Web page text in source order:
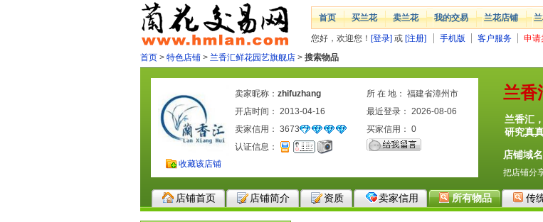
首页 买兰花 卖兰花 我的交易 兰花店铺
您好，欢迎您！ [登录] 或 [注册] 手机版 客户服务 申请
首页 > 特色店铺 > 兰香汇鲜花园艺旗舰店 > 搜索物品
兰香
兰香汇
研究真
店铺域
把店铺分
收藏该店铺
卖家昵称： zhifuzhang
所 在 地： 福建省漳州市
开店时间： 2013-04-16
最近登录： 2026-08-06
卖家信用： 3673 买家信用： 0
认证信息：
店铺首页 店铺简介 资质 卖家信用 所有物品 传